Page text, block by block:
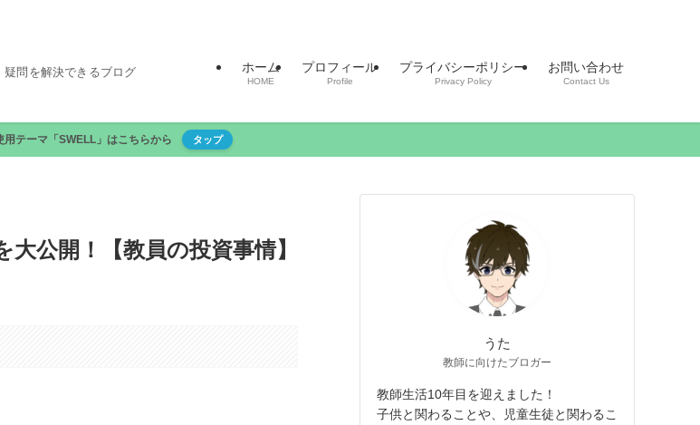
問を解決できるブログ ホーム
HOME
プロフィール
Profile
プライバシーポリシー
Privacy Policy
お問い合わせ
Contact Us
用テーマ「SWELL」はこちらから タップ
大公開！【教員の投資事情】
うた
教師に向けたブロガー
教師生活10年目を迎えました！
子供と関わることや、児童生徒と関わるこ